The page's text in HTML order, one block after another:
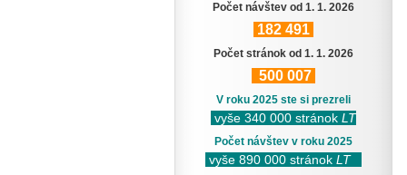
Počet návštev od 1. 1. 2026
182 491
Počet stránok od 1. 1. 2026
500 007
V roku 2025 ste si prezreli
vyše 340 000 stránok LT
Počet návštev v roku 2025
vyše 890 000 stránok LT